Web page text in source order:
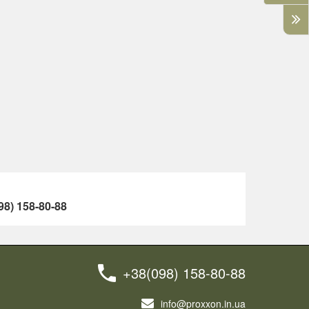
158-80-88
+38(098) 158-80-88
info@proxxon.in.ua